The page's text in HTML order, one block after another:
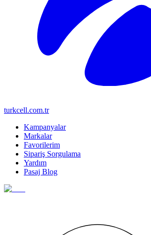
turkcell.com.tr
Kampanyalar
Markalar
Favorilerim
Sipariş Sorgulama
Yardım
Pasaj Blog